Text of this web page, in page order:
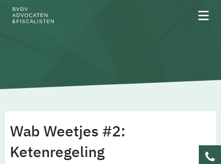
Team
Wab Weetjes #2:
Ketenregeling